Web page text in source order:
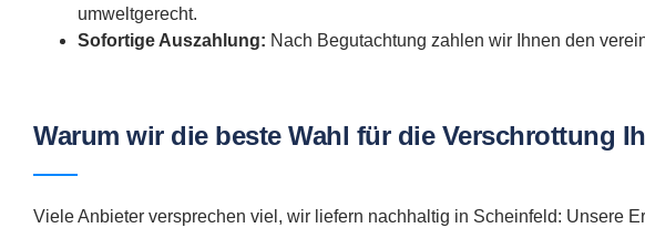
umweltgerecht.
Sofortige Auszahlung: Nach Begutachtung zahlen wir Ihnen den
Warum wir die beste Wahl für die Verschrottung
Viele Anbieter versprechen viel, wir liefern nachhaltig in Scheinfeld: Unsere